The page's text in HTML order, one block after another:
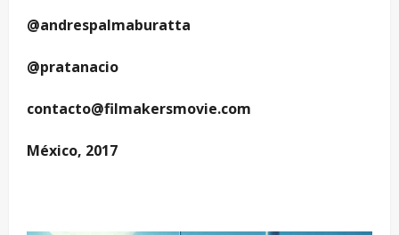
@andrespalmaburatta
@pratanacio
contacto@filmakersmovie.com
México, 2017